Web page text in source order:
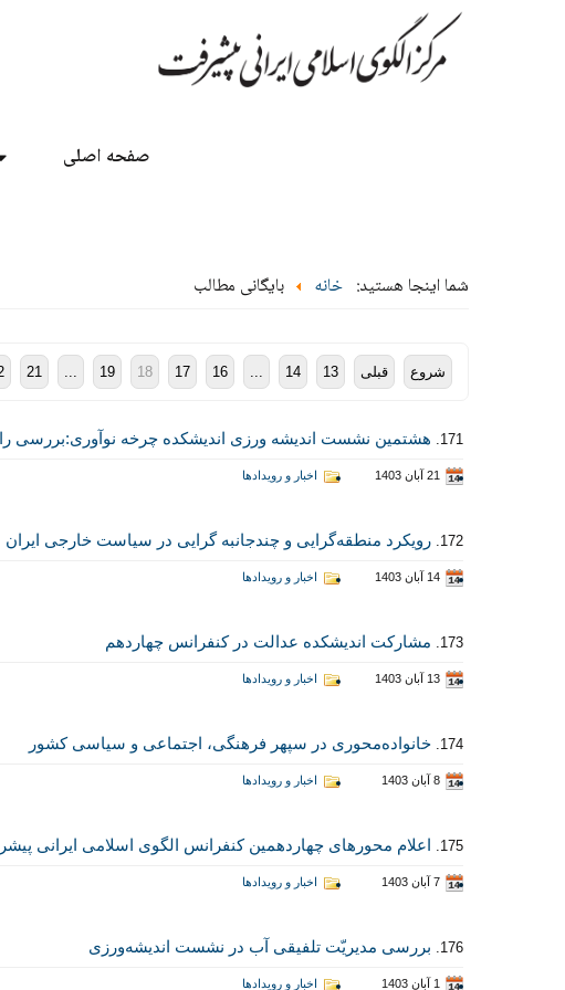
صفحه اصلی
شما اینجا هستید: خانه بایگانی مطالب
شروع قبلی 13
14
...
16
17
18
19
...
21
171. هشتمین نشست اندیشه ورزی اندیشکده چرخه نوآوری:بررسی
21 آبان 1403 اخبار و رویدادها
172. رویکرد منطقه‌گرایی و چندجانبه گرایی در سیاست خارجی ایران
14 آبان 1403 اخبار و رویدادها
173. مشارکت اندیشکده عدالت در کنفرانس چهاردهم
13 آبان 1403 اخبار و رویدادها
174. خانواده‌محوری در سپهر فرهنگی، اجتماعی و سیاسی کشور
8 آبان 1403 اخبار و رویدادها
175. اعلام محورهای چهاردهمین کنفرانس الگوی اسلامی ایرانی
7 آبان 1403 اخبار و رویدادها
176. بررسی مدیریّت تلفیقی آب در نشست اندیشه‌ورزی
1 آبان 1403 اخبار و رویدادها